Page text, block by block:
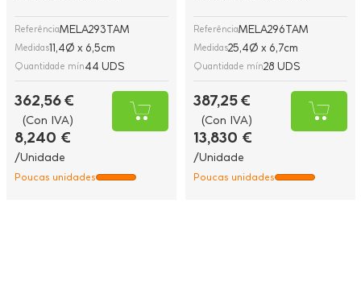
ReferênciaMELA293TAM
Medidas11,4Ø x 6,5cm
Quantidade mín44 UDS
362,56 €
(Con IVA)
8,240 €
/Unidade
Poucas unidades
ReferênciaMELA296TAM
Medidas25,4Ø x 6,7cm
Quantidade mín28 UDS
387,25 €
(Con IVA)
13,830 €
/Unidade
Poucas unidades